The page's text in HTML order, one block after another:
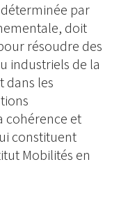
par
doit
résoudre des
industriels de la
dans les
cohérence et
constituent
Mobilités en